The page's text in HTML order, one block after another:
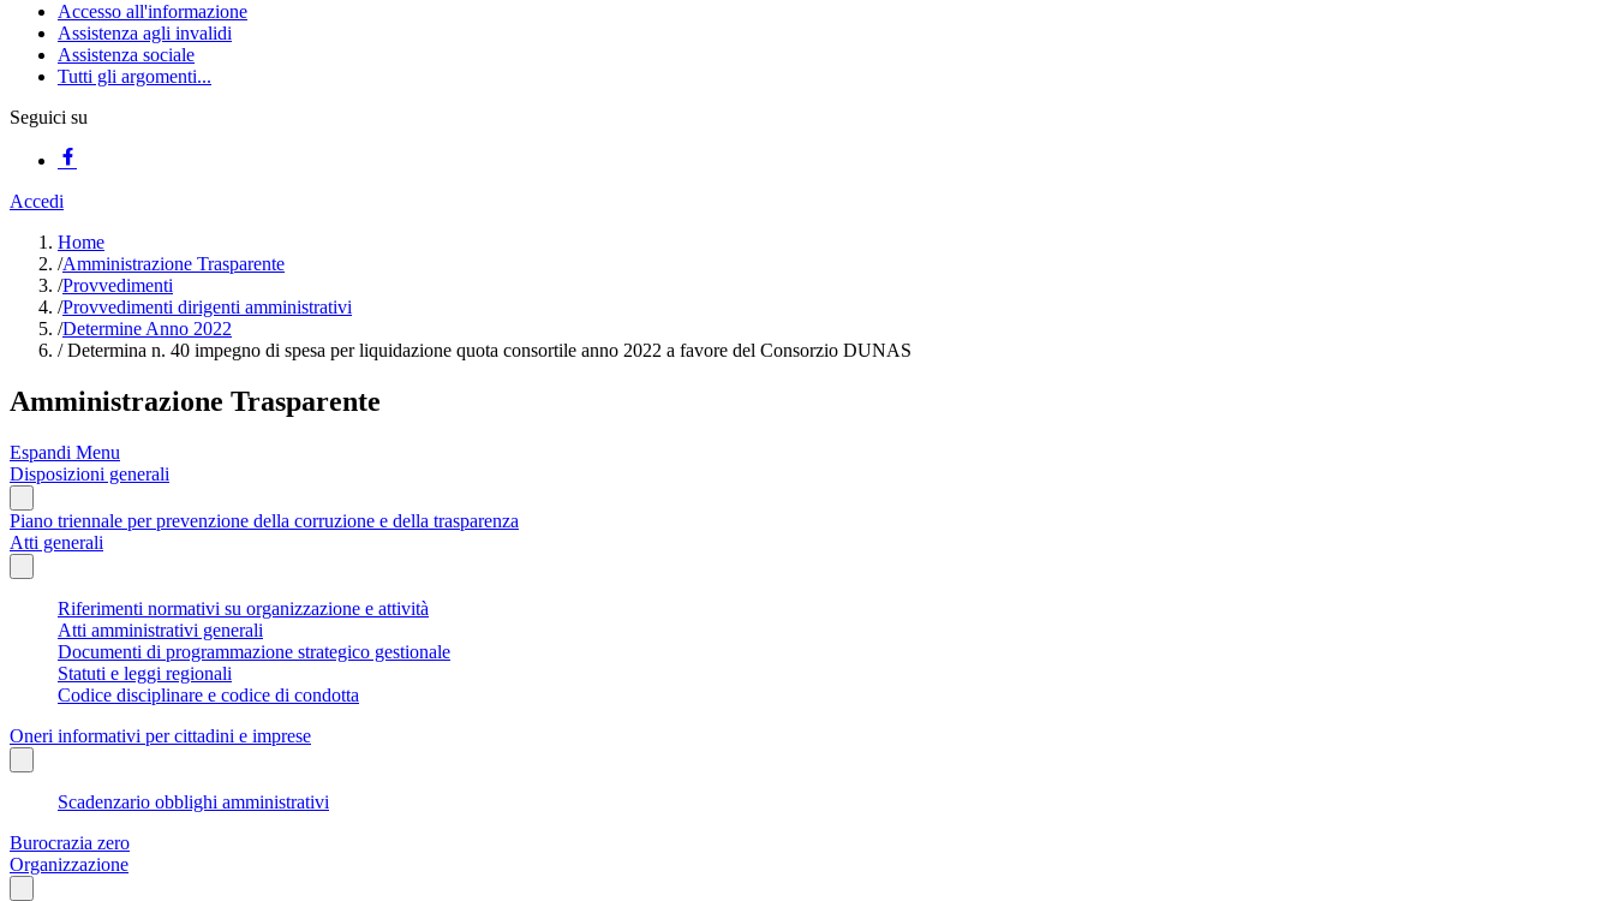
Accesso all'informazione
Assistenza agli invalidi
Assistenza sociale
Tutti gli argomenti...
Seguici su
Accedi
Home
/Amministrazione Trasparente
/Provvedimenti
/Provvedimenti dirigenti amministrativi
/Determine Anno 2022
/Determina n. 40 impegno di spesa per liquidazione quota consortile anno 2022 a favore del Consorzio DUNAS
Amministrazione Trasparente
Espandi Menu
Disposizioni generali
Piano triennale per prevenzione della corruzione e della trasparenza
Atti generali
Riferimenti normativi su organizzazione e attività
Atti amministrativi generali
Documenti di programmazione strategico gestionale
Statuti e leggi regionali
Codice disciplinare e codice di condotta
Oneri informativi per cittadini e imprese
Scadenzario obblighi amministrativi
Burocrazia zero
Organizzazione